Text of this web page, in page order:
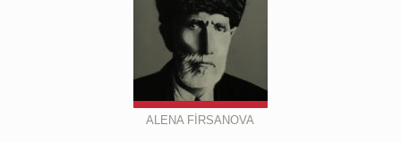
ALENA FİRSANOVA